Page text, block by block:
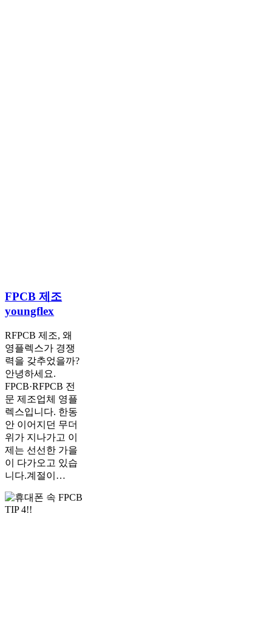
FPCB
제
조
youngflex
FPCB 제조
youngflex
RFPCB 제조, 왜
영플렉스가 경쟁
력을 갖추었을까?
안녕하세요.
FPCB·RFPCB 전
문 제조업체 영플
렉스입니다. 한동
안 이어지던 무더
위가 지나가고 이
제는 선선한 가을
이 다가오고 있습
니다.계절이…
FPCB
가